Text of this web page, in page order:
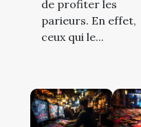
de profiter les
parieurs. En effet,
ceux qui le...